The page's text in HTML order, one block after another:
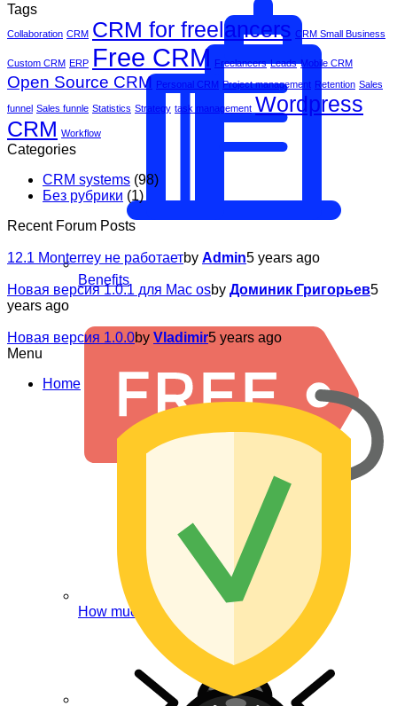
Benefits
How much does it cost?
Tags
Collaboration CRM CRM for freelancers CRM Small Business
Custom CRM ERP Free CRM Freelancers Leads Mobile CRM
Open Source CRM Personal CRM Project management Retention Sales
funnel Sales funnle Statistics Strategy task management Wordpress
CRM Workflow
Categories
CRM systems (98)
Без рубрики (1)
Recent Forum Posts
12.1 Monterrey не работаетby Admin5 years ago
Новая версия 1.0.1 для Mac osby Доминик Григорьев5
years ago
Новая версия 1.0.0by Vladimir5 years ago
Menu
Home